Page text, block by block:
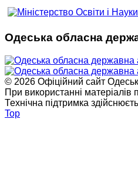
Одеська обласна
© 2026 Офіційний сайт
При використанні
Технічна підтримка
Top